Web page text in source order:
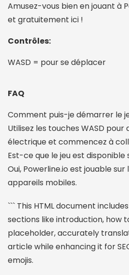
Amusez-vous bien en jouant à
et gratuitement ici !
Contrôles:
WASD = pour se déplacer
FAQ
Comment puis-je démarrer le
Utilisez les touches WASD
électrique et commencez à
Est-ce que le jeu est disponible
Oui, Powerline.io est jouable
appareils mobiles.
``` This HTML document
sections like introduction, how
placeholder, accurately
article while enhancing it for
emojis.